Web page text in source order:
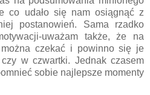
co udało się nam osiągnąć z
postanowień. Sama rzadko
uważam także, że na
czekać i powinno się je
w czwartki. Jednak czasem
sobie najlepsze momenty